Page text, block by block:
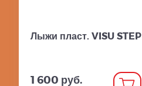
Лыжи пласт. VISU STEP
1 600 руб.